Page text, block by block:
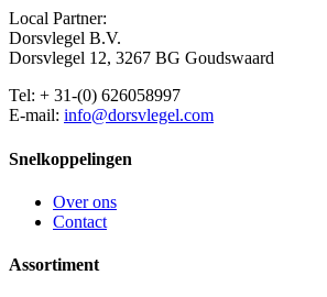
Local Partner:
Dorsvlegel B.V.
Dorsvlegel 12, 3267 BG Goudswaard
Tel: + 31-(0) 626058997
E-mail: info@dorsvlegel.com
Snelkoppelingen
Over ons
Contact
Assortiment